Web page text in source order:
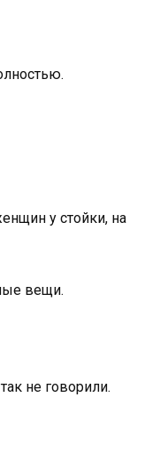
у стойки, на
вещи.
не говорили.